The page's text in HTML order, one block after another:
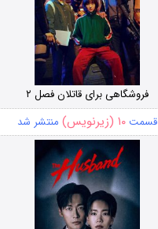
فروشگاهی برای قاتلان فصل ۲
قسمت۱۰ (زیرنویس) منتشر شد